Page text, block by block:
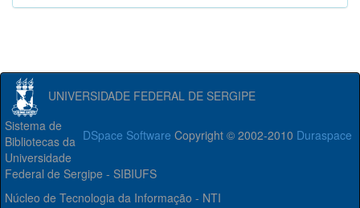
UNIVERSIDADE FEDERAL DE SERGIPE
DSpace Software Copyright © 2002-2010 Duraspace
Sistema de
Bibliotecas da
Universidade
Federal de Sergipe - SIBIUFS
Núcleo de Tecnologia da Informação - NTI